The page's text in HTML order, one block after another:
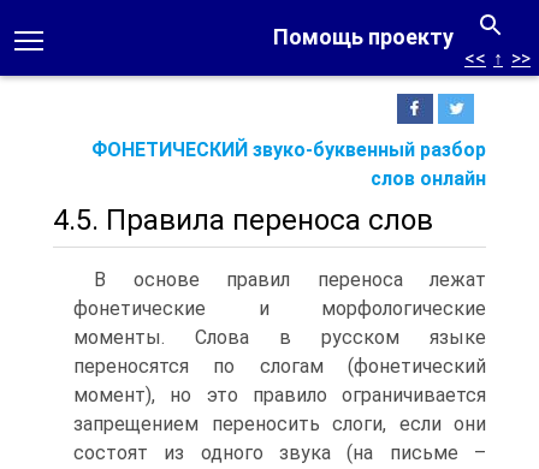
Помощь проекту
ФОНЕТИЧЕСКИЙ звуко-буквенный разбор
слов онлайн
<< ↑ >>
4.5. Правила переноса слов
В основе правил переноса лежат
фонетические и морфологические
моменты. Слова в русском языке
переносятся по слогам (фонетический
момент), но это правило ограничивается
запрещением переносить слоги, если они
состоят из одного звука (на письме –